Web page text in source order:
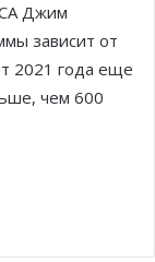
Джим
зависит от
2021 года еще
чем 600